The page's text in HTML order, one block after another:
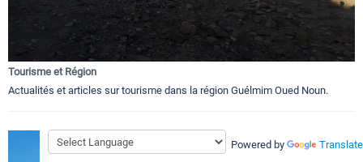
Tourisme et Région
Actualités et articles sur tourisme dans la région Guélmim Oued Noun.
Powered by Translate